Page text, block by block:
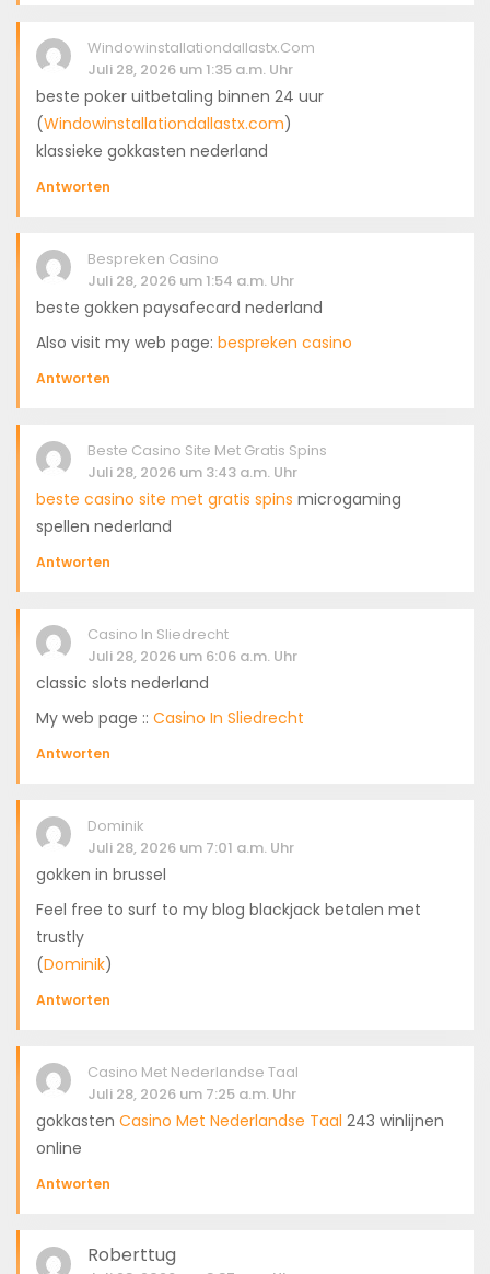
Windowinstallationdallastx.com
Juli 28, 2026 um 1:35 a.m. Uhr
beste poker uitbetaling binnen 24 uur
(Windowinstallationdallastx.com)
klassieke gokkasten nederland
Antworten
Bespreken Casino
Juli 28, 2026 um 1:54 a.m. Uhr
beste gokken paysafecard nederland
Also visit my web page: bespreken casino
Antworten
Beste Casino Site Met Gratis Spins
Juli 28, 2026 um 3:43 a.m. Uhr
beste casino site met gratis spins microgaming
spellen nederland
Antworten
Casino In Sliedrecht
Juli 28, 2026 um 6:06 a.m. Uhr
classic slots nederland
My web page :: Casino In Sliedrecht
Antworten
Dominik
Juli 28, 2026 um 7:01 a.m. Uhr
gokken in brussel
Feel free to surf to my blog blackjack betalen met
trustly
(Dominik)
Antworten
Casino Met Nederlandse Taal
Juli 28, 2026 um 7:25 a.m. Uhr
gokkasten Casino Met Nederlandse Taal 243 winlijnen
online
Antworten
Roberttug